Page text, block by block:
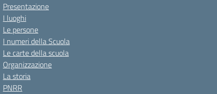
Presentazione
I luoghi
Le persone
I numeri della Scuola
Le carte della scuola
Organizzazione
La storia
PNRR